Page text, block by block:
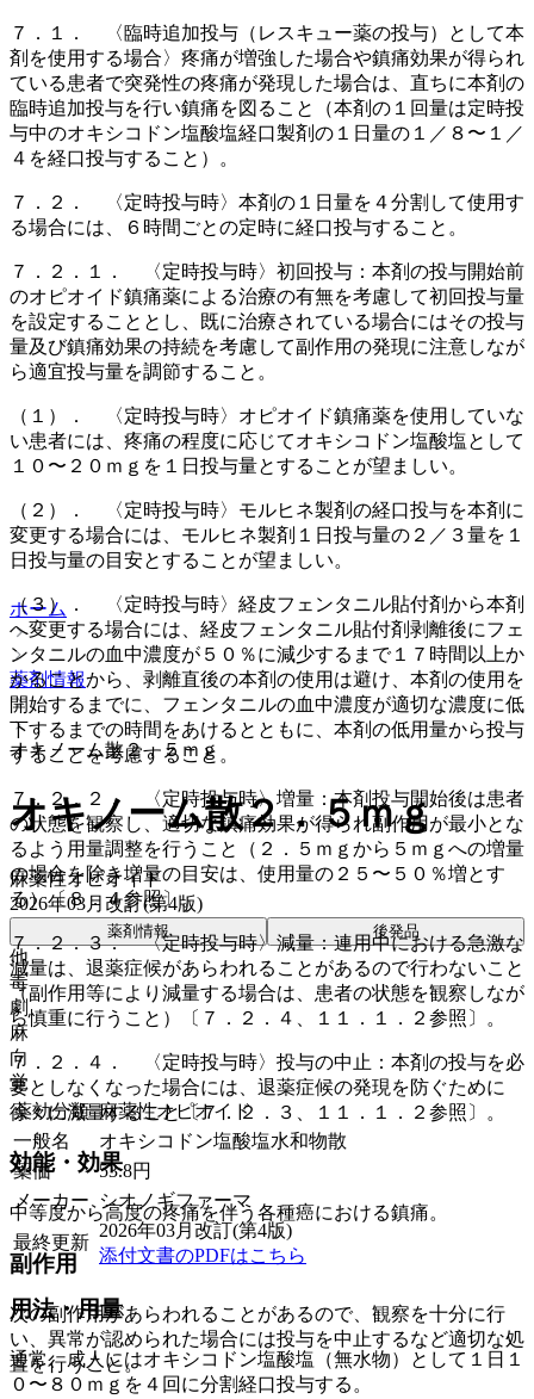
７．１． 〈臨時追加投与（レスキュー薬の投与）として本
剤を使用する場合〉疼痛が増強した場合や鎮痛効果が得られ
ている患者で突発性の疼痛が発現した場合は、直ちに本剤の
臨時追加投与を行い鎮痛を図ること（本剤の１回量は定時投
与中のオキシコドン塩酸塩経口製剤の１日量の１／８〜１／
４を経口投与すること）。
７．２． 〈定時投与時〉本剤の１日量を４分割して使用す
る場合には、６時間ごとの定時に経口投与すること。
７．２．１． 〈定時投与時〉初回投与：本剤の投与開始前
のオピオイド鎮痛薬による治療の有無を考慮して初回投与量
を設定することとし、既に治療されている場合にはその投与
量及び鎮痛効果の持続を考慮して副作用の発現に注意しなが
ら適宜投与量を調節すること。
（１）． 〈定時投与時〉オピオイド鎮痛薬を使用していな
い患者には、疼痛の程度に応じてオキシコドン塩酸塩として
１０〜２０ｍｇを１日投与量とすることが望ましい。
（２）． 〈定時投与時〉モルヒネ製剤の経口投与を本剤に
変更する場合には、モルヒネ製剤１日投与量の２／３量を１
日投与量の目安とすることが望ましい。
（３）． 〈定時投与時〉経皮フェンタニル貼付剤から本剤
へ変更する場合には、経皮フェンタニル貼付剤剥離後にフェ
ンタニルの血中濃度が５０％に減少するまで１７時間以上か
かることから、剥離直後の本剤の使用は避け、本剤の使用を
開始するまでに、フェンタニルの血中濃度が適切な濃度に低
下するまでの時間をあけるとともに、本剤の低用量から投与
することを考慮すること。
７．２．２． 〈定時投与時〉増量：本剤投与開始後は患者
の状態を観察し、適切な鎮痛効果が得られ副作用が最小とな
るよう用量調整を行うこと（２．５ｍｇから５ｍｇへの増量
の場合を除き増量の目安は、使用量の２５〜５０％増とす
る）〔８．４参照〕。
７．２．３． 〈定時投与時〉減量：連用中における急激な
減量は、退薬症候があらわれることがあるので行わないこと
（副作用等により減量する場合は、患者の状態を観察しなが
ら慎重に行うこと）〔７．２．４、１１．１．２参照〕。
７．２．４． 〈定時投与時〉投与の中止：本剤の投与を必
要としなくなった場合には、退薬症候の発現を防ぐために
徐々に減量すること〔７．２．３、１１．１．２参照〕。
効能・効果
中等度から高度の疼痛を伴う各種癌における鎮痛。
副作用
次の副作用があらわれることがあるので、観察を十分に行
い、異常が認められた場合には投与を中止するなど適切な処
置を行うこと。
ホーム
薬剤情報
オキノーム散２．５ｍｇ
オキノーム散２．５ｍｇ
麻薬性オピオイド
2026年03月改訂(第4版)
薬剤情報 後発品
他
毒
劇
麻
向
覚
薬効分類 麻薬性オピオイド
一般名
オキシコドン塩酸塩水和物散
薬価
53.8円
メーカー
シオノギファーマ
最終更新
2026年03月改訂(第4版)
添付文書のPDFはこちら
用法・用量
通常、成人にはオキシコドン塩酸塩（無水物）として１日１
０〜８０ｍｇを４回に分割経口投与する。